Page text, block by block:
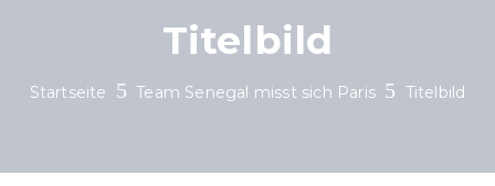
Titelbild
Startseite Team Senegal misst sich Paris Titelbild